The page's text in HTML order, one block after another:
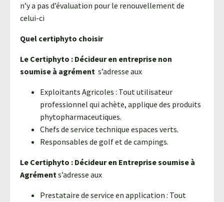
n’y a pas d’évaluation pour le renouvellement de
celui-ci
Quel certiphyto choisir
Le Certiphyto : Décideur en entreprise non
soumise à agrément s’adresse aux
Exploitants Agricoles : Tout utilisateur
professionnel qui achète, applique des produits
phytopharmaceutiques.
Chefs de service technique espaces verts.
Responsables de golf et de campings.
Le Certiphyto : Décideur en Entreprise soumise à
Agréments’adresse aux
Prestataire de service en application : Tout